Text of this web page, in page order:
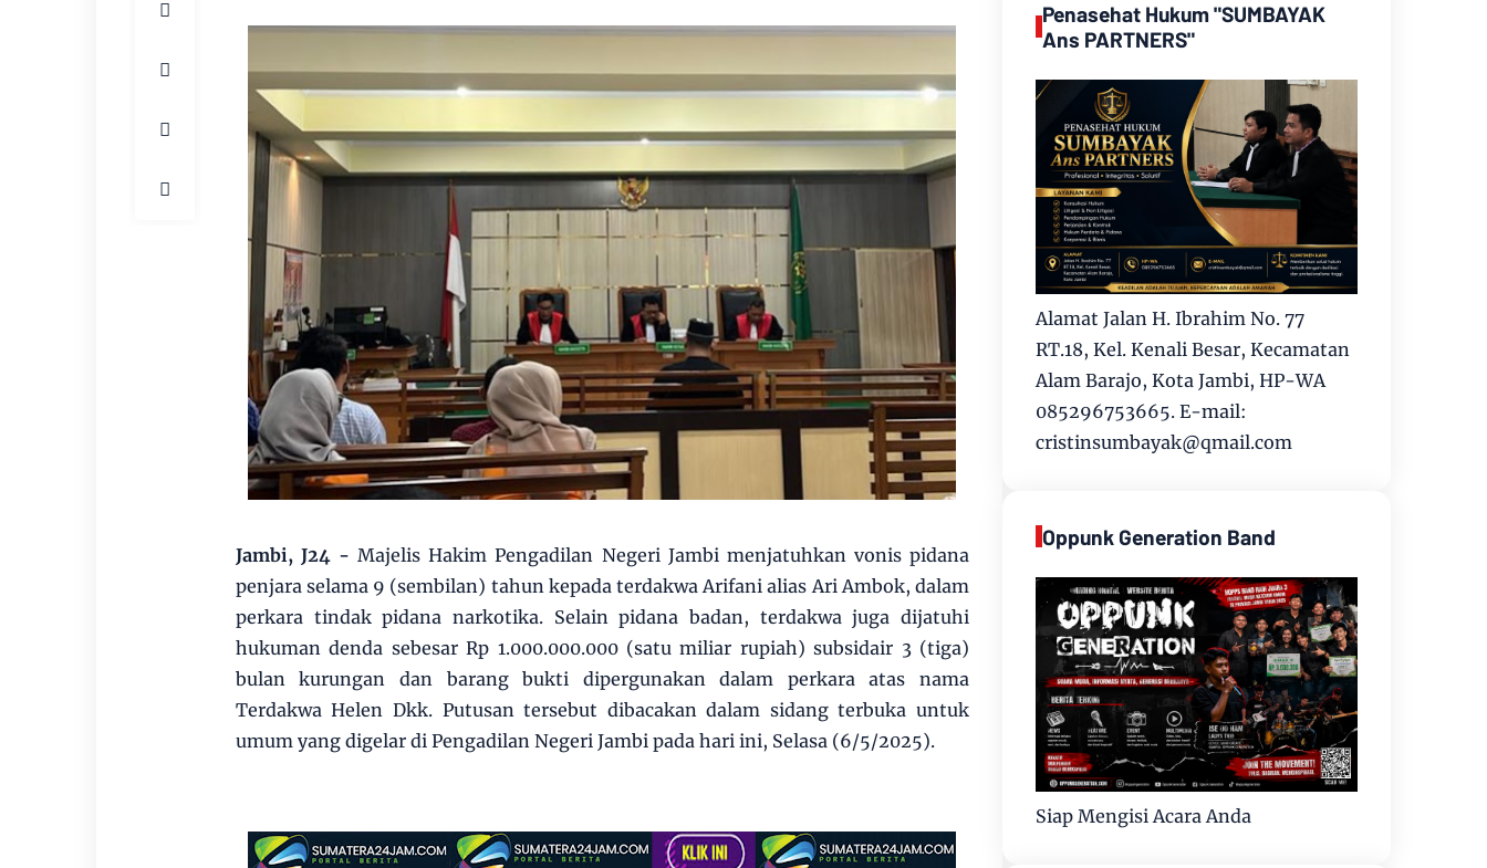
Jambi, J24 - Majelis Hakim Pengadilan Negeri Jambi menjatuhkan vonis pidana
penjara selama 9 (sembilan) tahun kepada terdakwa Arifani alias Ari Ambok, dalam
perkara tindak pidana narkotika. Selain pidana badan, terdakwa juga dijatuhi
hukuman denda sebesar Rp 1.000.000.000 (satu miliar rupiah) subsidair 3 (tiga)
bulan kurungan dan barang bukti dipergunakan dalam perkara atas nama
Terdakwa Helen Dkk. Putusan tersebut dibacakan dalam sidang terbuka untuk
umum yang digelar di Pengadilan Negeri Jambi pada hari ini, Selasa (6/5/2025).
Penasehat Hukum "SUMBAYAK
Ans PARTNERS"
Alamat Jalan H. Ibrahim No. 77
RT.18, Kel. Kenali Besar, Kecamatan
Alam Barajo, Kota Jambi, HP-WA
085296753665. E-mail:
cristinsumbayak@qmail.com
Oppunk Generation Band
Siap Mengisi Acara Anda